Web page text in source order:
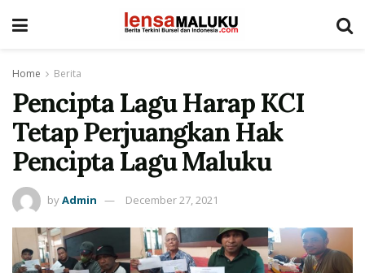
Home Berita
Pencipta Lagu Harap KCI
Tetap Perjuangkan Hak
Pencipta Lagu Maluku
byAdmin December 27, 2021